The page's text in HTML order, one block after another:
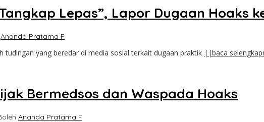
Lepas”, Lapor Dugaan Hoaks
Ananda Pratama F
tudingan yang beredar di media sosial terkait dugaan praktik ||baca
Bermedsos dan Waspada Hoaks
oleh Ananda Pratama F